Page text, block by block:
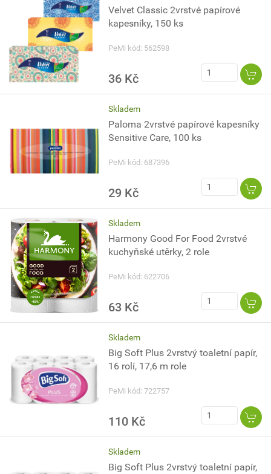
Velvet Classic 2vrstvé papírové
kapesníky, 150 ks
PeMi kód: 562598
36 Kč
Skladem
Paloma 2vrstvé papírové kapesníky
Sensitive Care, 100 ks
PeMi kód: 687396
29 Kč
Skladem
Harmony Good For Food 2vrstvé
kuchyňské utěrky, 2 role
PeMi kód: 622706
63 Kč
Skladem
Big Soft Plus 2vrstvý toaletní papír,
16 rolí, 17,6 m role
PeMi kód: 722757
110 Kč
Skladem
Big Soft Plus 2vrstvý toaletní papír,